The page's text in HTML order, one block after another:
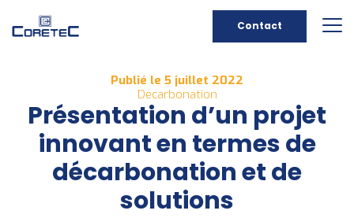
Contact
Publié le 5 juillet 2022
Décarbonation
Présentation d’un projet
innovant en termes de
décarbonation et de
solutions